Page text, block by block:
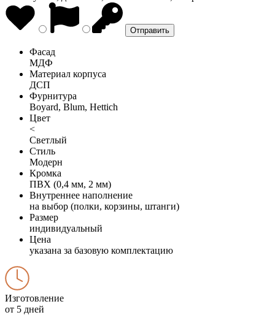
Фасад
МДФ
Материал корпуса
ДСП
Фурнитура
Boyard, Blum, Hettich
Цвет
<
Светлый
Стиль
Модерн
Кромка
ПВХ (0,4 мм, 2 мм)
Внутреннее наполнение
на выбор (полки, корзины, штанги)
Размер
индивидуальный
Цена
указана за базовую комплектацию
Изготовление
от 5 дней